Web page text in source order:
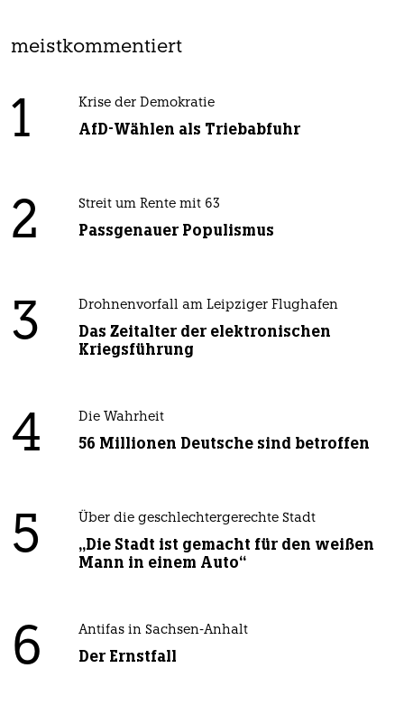
meistkommentiert
1 Krise der Demokratie
AfD-Wählen als Triebabfuhr
2 Streit um Rente mit 63
Passgenauer Populismus
3 Drohnenvorfall am Leipziger Flughafen
Das Zeitalter der elektronischen
Kriegsführung
4 Die Wahrheit
56 Millionen Deutsche sind betroffen
5 Über die geschlechtergerechte Stadt
„Die Stadt ist gemacht für den weißen
Mann in einem Auto“
6 Antifas in Sachsen-Anhalt
Der Ernstfall